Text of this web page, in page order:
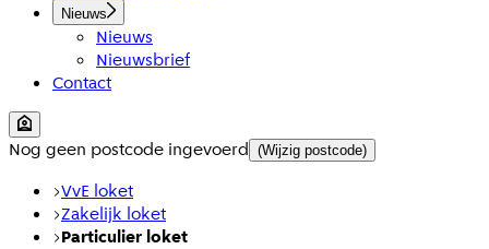
Nieuws
Nieuws
Nieuwsbrief
Contact
Nog geen postcode ingevoerd (Wijzig postcode)
VvE loket
Zakelijk loket
Particulier loket